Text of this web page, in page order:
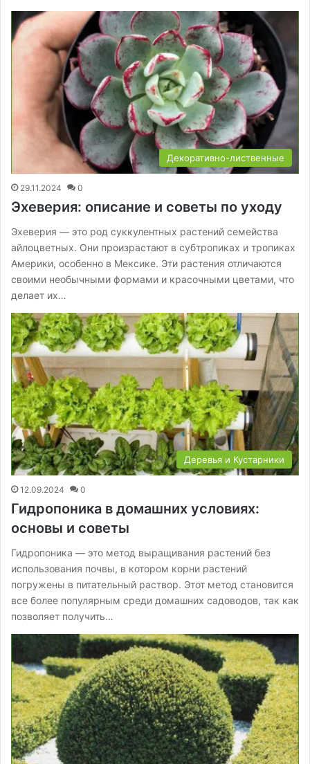
Декоративно-лиственные
29.11.2024 0
Эхеверия: описание и советы по уходу
Эхеверия — это род суккулентных растений семейства
айлоцветных. Они произрастают в субтропиках и тропиках
Америки, особенно в Мексике. Эти растения отличаются
своими необычными формами и красочными цветами, что
делает их…
Деревья и Кустарники
12.09.2024 0
Гидропоника в домашних условиях:
основы и советы
Гидропоника — это метод выращивания растений без
использования почвы, в котором корни растений
погружены в питательный раствор. Этот метод становится
все более популярным среди домашних садоводов, так как
позволяет получить…